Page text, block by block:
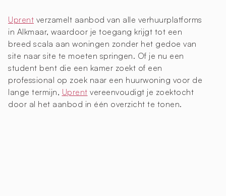
Uprent verzamelt aanbod van alle verhuurplatforms
in Alkmaar, waardoor je toegang krijgt tot een
breed scala aan woningen zonder het gedoe van
site naar site te moeten springen. Of je nu een
student bent die een kamer zoekt of een
professional op zoek naar een huurwoning voor de
lange termijn, Uprent vereenvoudigt je zoektocht
door al het aanbod in één overzicht te tonen.